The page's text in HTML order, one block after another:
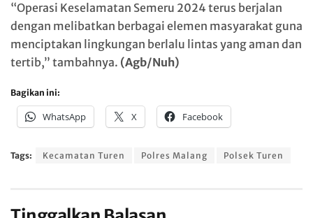
“Operasi Keselamatan Semeru 2024 terus berjalan
dengan melibatkan berbagai elemen masyarakat guna
menciptakan lingkungan berlalu lintas yang aman dan
tertib,” tambahnya. (Agb/Nuh)
Bagikan ini:
WhatsApp X Facebook
Tags: Kecamatan Turen Polres Malang Polsek Turen